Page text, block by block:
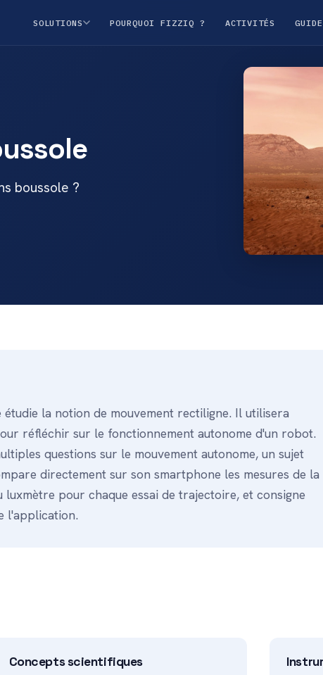
SOLUTIONS POURQUOI FIZZIQ ? ACTIVITÉS
boussole ?
la notion de mouvement rectiligne. Il utilisera
réfléchir sur le fonctionnement autonome d'un robot.
questions sur le mouvement autonome, un sujet
directement sur son smartphone les mesures de la
luxmètre pour chaque essai de trajectoire, et consigne
l'application.
Concepts scientifiques